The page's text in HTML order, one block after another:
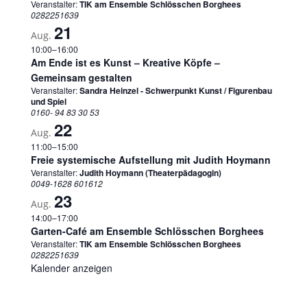
Veranstalter:TIK am Ensemble Schlösschen Borghees
0282251639
Aug. 21
10:00–16:00
Am Ende ist es Kunst – Kreative Köpfe –
Gemeinsam gestalten
Veranstalter:Sandra Heinzel - Schwerpunkt Kunst / Figurenbau
und Spiel
0160- 94 83 30 53
Aug. 22
11:00–15:00
Freie systemische Aufstellung mit Judith Hoymann
Veranstalter:Judith Hoymann (Theaterpädagogin)
0049-1628 601612
Aug. 23
14:00–17:00
Garten-Café am Ensemble Schlösschen Borghees
Veranstalter:TIK am Ensemble Schlösschen Borghees
0282251639
Kalender anzeigen